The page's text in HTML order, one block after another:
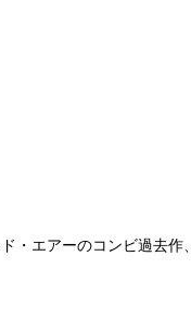
・エアーのコンビ過去作、